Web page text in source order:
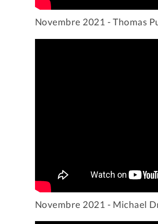
Novembre 2021 - Thomas
Novembre 2021 - Michael